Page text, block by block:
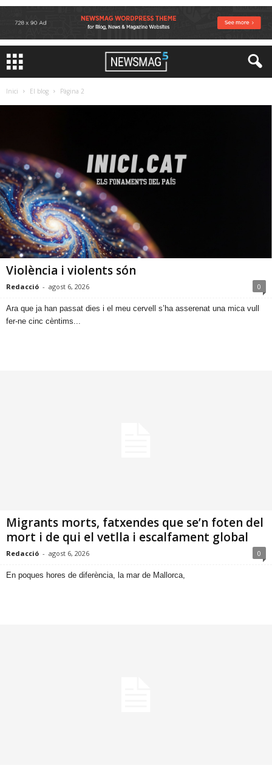
Inici El blog Pàgina 2
Violència i violents són
Redacció - agost 6, 2026 0
​Ara que ja han passat dies i el meu cervell s’ha asserenat una mica vull
fer-ne cinc cèntims...
Migrants morts, fatxendes que se’n foten del
mort i de qui el vetlla i escalfament global
Redacció - agost 6, 2026 0
​En poques hores de diferència, la mar de Mallorca,